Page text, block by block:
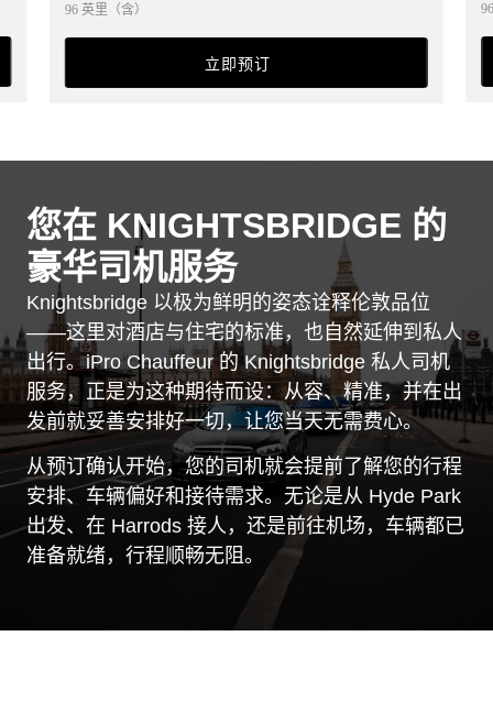
96 英里（含）
立即预订
您在 KNIGHTSBRIDGE 的
豪华司机服务
Knightsbridge 以极为鲜明的姿态诠释伦敦品位
——这里对酒店与住宅的标准，也自然延伸到私人
出行。iPro Chauffeur 的 Knightsbridge 私人司机
服务，正是为这种期待而设：从容、精准，并在出
发前就妥善安排好一切，让您当天无需费心。
从预订确认开始，您的司机就会提前了解您的行程
安排、车辆偏好和接待需求。无论是从 Hyde Park
出发、在 Harrods 接人，还是前往机场，车辆都已
准备就绪，行程顺畅无阻。